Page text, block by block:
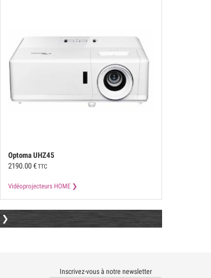
OptomaUHZ45
2190.00€TTC
Vidéoprojecteurs HOME
Inscrivez-vous à notre newsletter